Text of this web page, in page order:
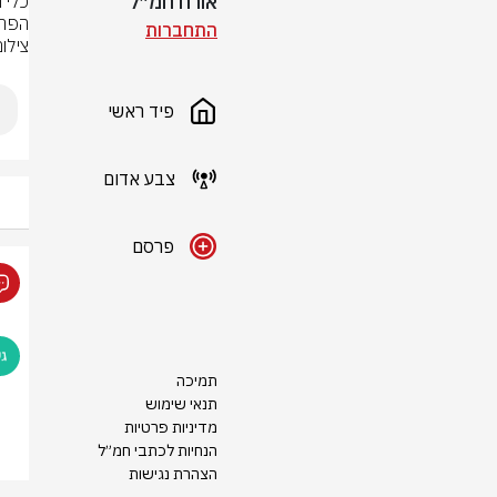
התחברות
פיד ראשי
צבע אדום
פרסם
תמיכה
תנאי שימוש
מדיניות פרטיות
הנחיות לכתבי חמ״ל
הצהרת נגישות